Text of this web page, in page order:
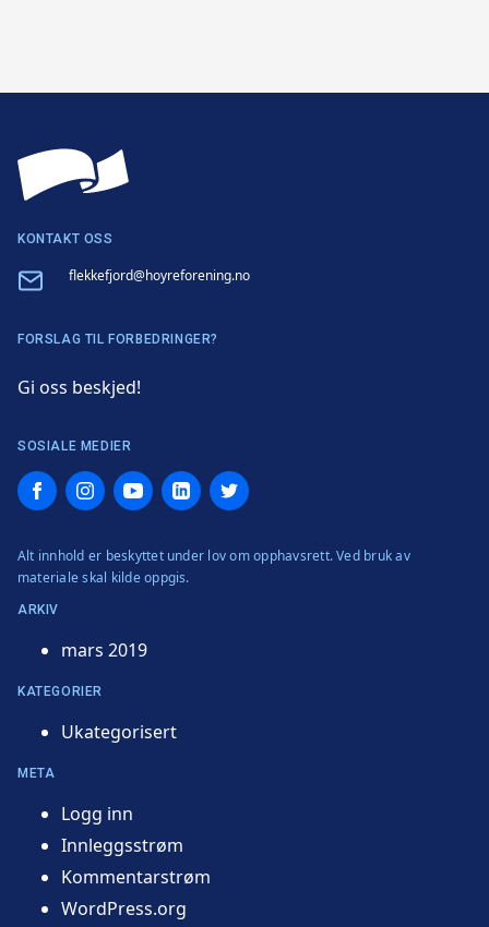
KONTAKT OSS
Email flekkefjord@hoyreforening.no
FORSLAG TIL FORBEDRINGER?
Gi oss beskjed!
SOSIALE MEDIER
FacebookInstagramYouTubeLinkedInTwitter
Alt innhold er beskyttet under lov om opphavsrett. Ved bruk av
materiale skal kilde oppgis.
ARKIV
mars 2019
KATEGORIER
Ukategorisert
META
Logg inn
Innleggsstrøm
Kommentarstrøm
WordPress.org